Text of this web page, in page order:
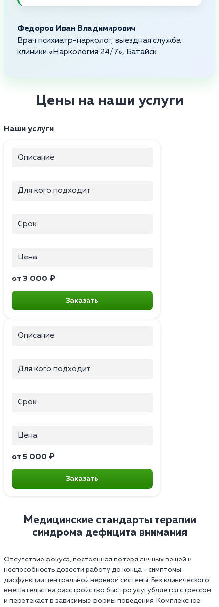
Федоров Иван Владимирович
Врач психиатр-нарколог, выездная служба
клиники «Наркология 24/7», Батайск
Цены на наши услуги
Наши услуги
Описание
Для кого подходит
Срок
Цена
от 3 000 ₽
Заказать
Описание
Для кого подходит
Срок
Цена
от 5 000 ₽
Заказать
Медицинские стандарты терапии
синдрома дефицита внимания
Отсутствие фокуса, постоянная потеря личных вещей и
неспособность довести работу до конца - симптомы
дисфункции центральной нервной системы. Без клинического
вмешательства расстройство быстро усугубляется стрессом
и перетекает в зависимые формы поведения. Комплексное